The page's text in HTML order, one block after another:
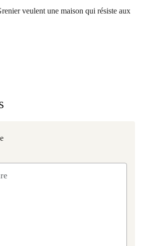
veulent une maison qui résiste aux